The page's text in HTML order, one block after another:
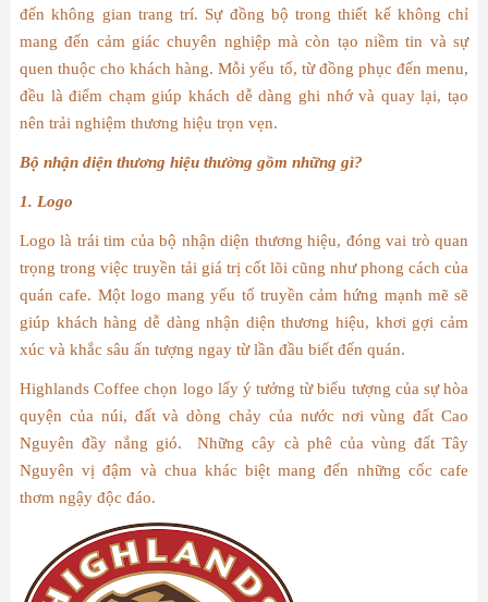
đến không gian trang trí. Sự đồng bộ trong thiết kế không chỉ
mang đến cảm giác chuyên nghiệp mà còn tạo niềm tin và sự
quen thuộc cho khách hàng. Mỗi yếu tố, từ đồng phục đến menu,
đều là điểm chạm giúp khách dễ dàng ghi nhớ và quay lại, tạo
nên trải nghiệm thương hiệu trọn vẹn.
Bộ nhận diện thương hiệu thường gồm những gì?
1. Logo
Logo là trái tim của bộ nhận diện thương hiệu, đóng vai trò quan
trọng trong việc truyền tải giá trị cốt lõi cũng như phong cách của
quán cafe. Một logo mang yếu tố truyền cảm hứng mạnh mẽ sẽ
giúp khách hàng dễ dàng nhận diện thương hiệu, khơi gợi cảm
xúc và khắc sâu ấn tượng ngay từ lần đầu biết đến quán.
Highlands Coffee chọn logo lấy ý tưởng từ biểu tượng của sự hòa
quyện của núi, đất và dòng chảy của nước nơi vùng đất Cao
Nguyên đầy nắng gió. Những cây cà phê của vùng đất Tây
Nguyên vị đậm và chua khác biệt mang đến những cốc cafe
thơm ngậy độc đáo.